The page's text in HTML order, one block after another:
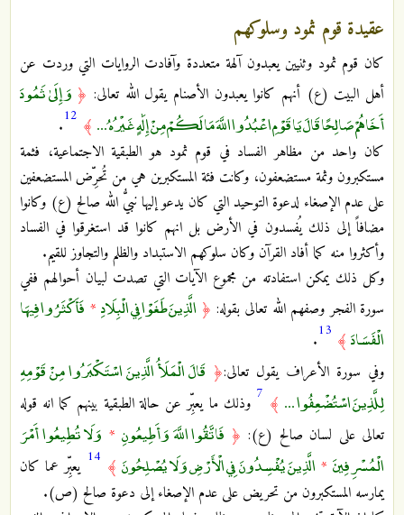
عقيدة قوم ثمود وسلوكهم
كان قوم ثمود وثنيين يعبدون آلهة متعددة وآفادت الروايات التي وردت عن
أهل البيت (ع) أنهم كانوا يعبدون الأصنام يقول الله تعالى: ﴿ وَإِلَىٰ ثَمُودَ
أَخَاهُمْ صَالِحًا قَالَ يَا قَوْمِ اعْبُدُوا اللَّهَ مَا لَكُمْ مِنْ إِلَٰهٍ غَيْرُهُ ... ﴾ 12
.
كان واحد من مظاهر الفساد في قوم ثمود هو الطبقية الاجتماعية، فثمة
مستكبرون وثمة مستضعفون، وكانت فئة المستكبرين هي من تُحرِّض المستضعفين
على عدم الإصغاء لدعوة التوحيد التي كان يدعو إليها نبيُّ الله صالح (ع) وكانوا
مضافاً إلى ذلك يُفسدون في الأرض بل انهم كانوا قد استغرقوا في الفساد
وأكثروا منه كما أفاد القرآن وكان سلوكهم الاستبداد والظلم والتجاوز للقيم.
وكل ذلك يمكن استفادته من مجموع الآيات التي تصدت لبيان أحوالهم ففي
سورة الفجر وصفهم الله تعالى بقوله: ﴿ الَّذِينَ طَغَوْا فِي الْبِلَادِ* فَأَكْثَرُوا فِيهَا
الْفَسَادَ ﴾ 13
.
وفي سورة الأعراف يقول تعالى:﴿ قَالَ الْمَلَأُ الَّذِينَ اسْتَكْبَرُوا مِنْ قَوْمِهِ
لِلَّذِينَ اسْتُضْعِفُوا ... ﴾ 7 وذلك ما يعبِّر عن حالة الطبقية بينهم كما انه قوله
تعالى على لسان صالح (ع): ﴿ فَاتَّقُوا اللَّهَ وَأَطِيعُونِ * وَلَا تُطِيعُوا أَمْرَ
الْمُسْرِفِينَ* الَّذِينَ يُفْسِدُونَ فِي الْأَرْضِ وَلَا يُصْلِحُونَ ﴾ 14 يعبِّر عما كان
يمارسه المستكبرون من تحريض على عدم الإصغاء إلى دعوة صالح (ص).